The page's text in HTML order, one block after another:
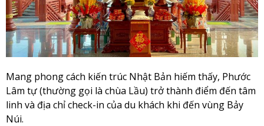
Mang phong cách kiến trúc Nhật Bản hiếm thấy, Phước
Lâm tự (thường gọi là chùa Lầu) trở thành điểm đến tâm
linh và địa chỉ check-in của du khách khi đến vùng Bảy
Núi.